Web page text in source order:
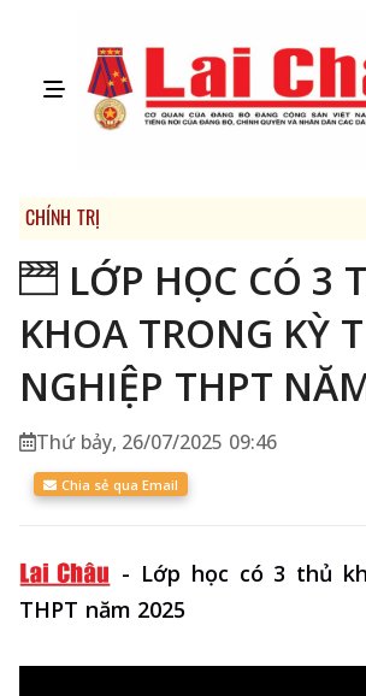
CHÍNH TRỊ
LỚP HỌC CÓ 3
KHOA TRONG KỲ
NGHIỆP THPT
Thứ bảy, 26/07/2025 09:46
Chia sẻ qua Email
- Lớp học có 3 thủ
THPT năm 2025